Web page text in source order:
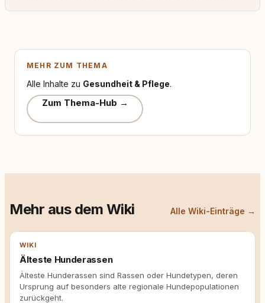
MEHR ZUM THEMA
Alle Inhalte zu Gesundheit & Pflege.
Zum Thema-Hub →
Mehr aus dem Wiki Alle Wiki-Einträge →
WIKI
Älteste Hunderassen
Älteste Hunderassen sind Rassen oder Hundetypen, deren
Ursprung auf besonders alte regionale Hundepopulationen
zurückgeht.